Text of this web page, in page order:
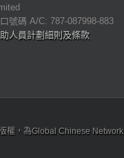
號碼 A/C: 787-087998-883
人員計劃細則及條款
權，為Global Chinese Network